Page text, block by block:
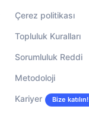
Çerez politikası
Topluluk Kuralları
Sorumluluk Reddi
Metodoloji
Kariyer Bize katılın!